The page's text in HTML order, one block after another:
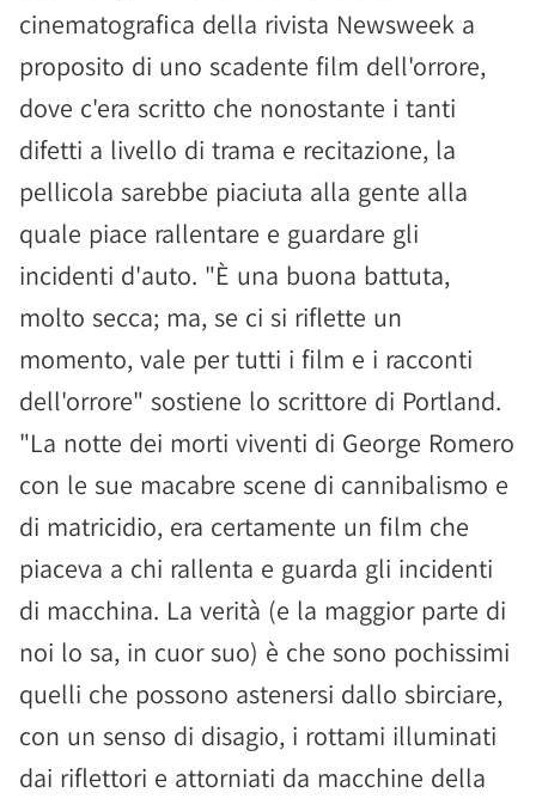
cinematografica della rivista Newsweek a
proposito di uno scadente film dell'orrore,
dove c'era scritto che nonostante i tanti
difetti a livello di trama e recitazione, la
pellicola sarebbe piaciuta alla gente alla
quale piace rallentare e guardare gli
incidenti d'auto. "È una buona battuta,
molto secca; ma, se ci si riflette un
momento, vale per tutti i film e i racconti
dell'orrore" sostiene lo scrittore di Portland.
"La notte dei morti viventi di George Romero
con le sue macabre scene di cannibalismo e
di matricidio, era certamente un film che
piaceva a chi rallenta e guarda gli incidenti
di macchina. La verità (e la maggior parte di
noi lo sa, in cuor suo) è che sono pochissimi
quelli che possono astenersi dallo sbirciare,
con un senso di disagio, i rottami illuminati
dai riflettori e attorniati da macchine della